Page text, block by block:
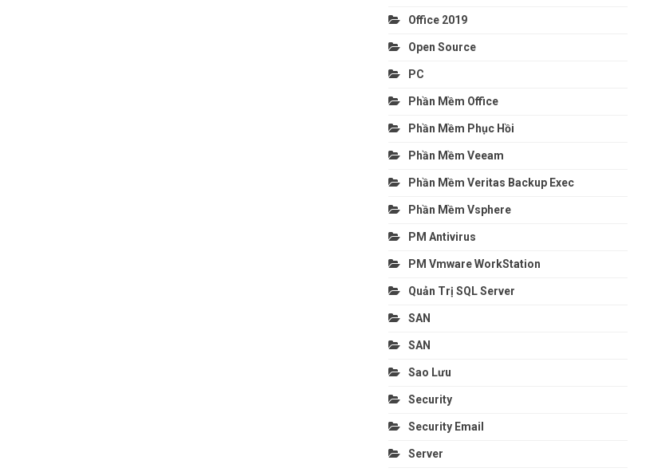
Office 2019
Open Source
PC
Phần Mềm Office
Phần Mềm Phục Hồi
Phần Mềm Veeam
Phần Mềm Veritas Backup Exec
Phần Mềm Vsphere
PM Antivirus
PM Vmware WorkStation
Quản Trị SQL Server
SAN
SAN
Sao Lưu
Security
Security Email
Server